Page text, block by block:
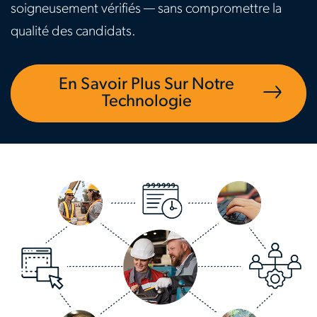
soigneusement vérifiés — sans compromettre la
qualité des candidats.
En Savoir Plus Sur Notre
Technologie